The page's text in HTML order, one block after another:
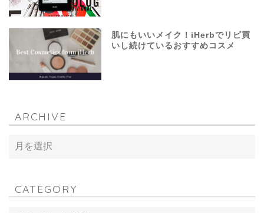
肌にもいいメイク！iHerbでリピ買
いし続けているおすすめコスメ
ARCHIVE
CATEGORY